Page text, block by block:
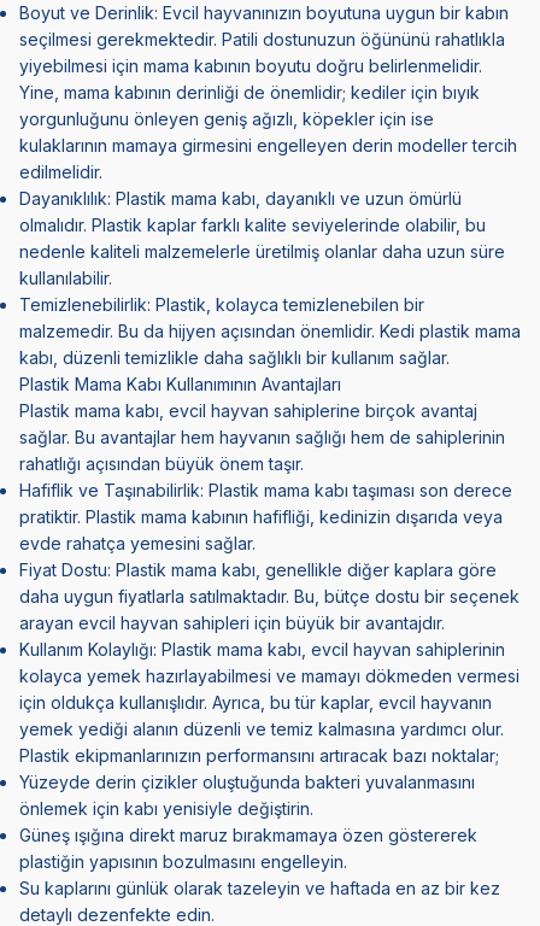
Boyut ve Derinlik: Evcil hayvanınızın boyutuna uygun bir kabın
seçilmesi gerekmektedir. Patili dostunuzun öğününü rahatlıkla
yiyebilmesi için mama kabının boyutu doğru belirlenmelidir.
Yine, mama kabının derinliği de önemlidir; kediler için bıyık
yorgunluğunu önleyen geniş ağızlı, köpekler için ise
kulaklarının mamaya girmesini engelleyen derin modeller tercih
edilmelidir.
Dayanıklılık: Plastik mama kabı, dayanıklı ve uzun ömürlü
olmalıdır. Plastik kaplar farklı kalite seviyelerinde olabilir, bu
nedenle kaliteli malzemelerle üretilmiş olanlar daha uzun süre
kullanılabilir.
Temizlenebilirlik: Plastik, kolayca temizlenebilen bir
malzemedir. Bu da hijyen açısından önemlidir. Kedi plastik mama
kabı, düzenli temizlikle daha sağlıklı bir kullanım sağlar.
Plastik Mama Kabı Kullanımının Avantajları
Plastik mama kabı, evcil hayvan sahiplerine birçok avantaj
sağlar. Bu avantajlar hem hayvanın sağlığı hem de sahiplerinin
rahatlığı açısından büyük önem taşır.
Hafiflik ve Taşınabilirlik: Plastik mama kabı taşıması son derece
pratiktir. Plastik mama kabının hafifliği, kedinizin dışarıda veya
evde rahatça yemesini sağlar.
Fiyat Dostu: Plastik mama kabı, genellikle diğer kaplara göre
daha uygun fiyatlarla satılmaktadır. Bu, bütçe dostu bir seçenek
arayan evcil hayvan sahipleri için büyük bir avantajdır.
Kullanım Kolaylığı: Plastik mama kabı, evcil hayvan sahiplerinin
kolayca yemek hazırlayabilmesi ve mamayı dökmeden vermesi
için oldukça kullanışlıdır. Ayrıca, bu tür kaplar, evcil hayvanın
yemek yediği alanın düzenli ve temiz kalmasına yardımcı olur.
Plastik ekipmanlarınızın performansını artıracak bazı noktalar;
Yüzeyde derin çizikler oluştuğunda bakteri yuvalanmasını
önlemek için kabı yenisiyle değiştirin.
Güneş ışığına direkt maruz bırakmamaya özen göstererek
plastiğin yapısının bozulmasını engelleyin.
Su kaplarını günlük olarak tazeleyin ve haftada en az bir kez
detaylı dezenfekte edin.